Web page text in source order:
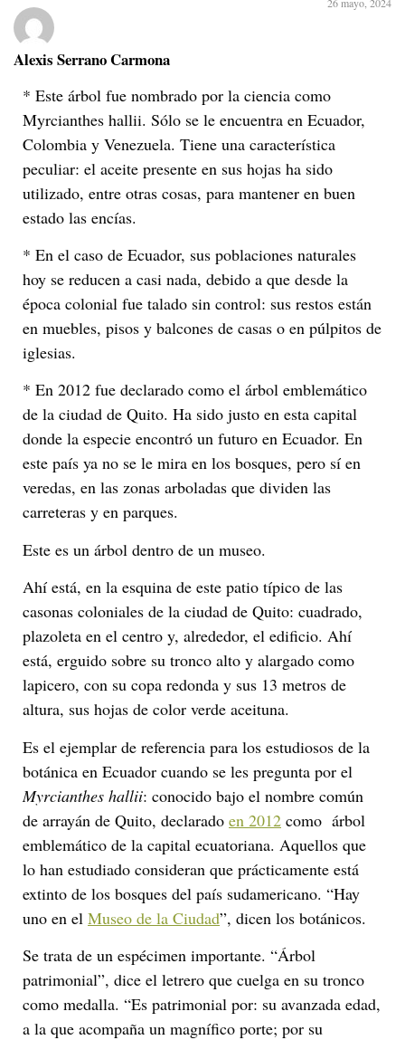
Alexis Serrano Carmona
* Este árbol fue nombrado por la ciencia como
Myrcianthes hallii. Sólo se le encuentra en Ecuador,
Colombia y Venezuela. Tiene una característica
peculiar: el aceite presente en sus hojas ha sido
utilizado, entre otras cosas, para mantener en buen
estado las encías.
* En el caso de Ecuador, sus poblaciones naturales
hoy se reducen a casi nada, debido a que desde la
época colonial fue talado sin control: sus restos están
en muebles, pisos y balcones de casas o en púlpitos de
iglesias.
* En 2012 fue declarado como el árbol emblemático
de la ciudad de Quito. Ha sido justo en esta capital
donde la especie encontró un futuro en Ecuador. En
este país ya no se le mira en los bosques, pero sí en
veredas, en las zonas arboladas que dividen las
carreteras y en parques.
Este es un árbol dentro de un museo.
Ahí está, en la esquina de este patio típico de las
casonas coloniales de la ciudad de Quito: cuadrado,
plazoleta en el centro y, alrededor, el edificio. Ahí
está, erguido sobre su tronco alto y alargado como
lapicero, con su copa redonda y sus 13 metros de
altura, sus hojas de color verde aceituna.
Es el ejemplar de referencia para los estudiosos de la
botánica en Ecuador cuando se les pregunta por el
Myrcianthes hallii: conocido bajo el nombre común
de arrayán de Quito, declarado en 2012 como árbol
emblemático de la capital ecuatoriana. Aquellos que
lo han estudiado consideran que prácticamente está
extinto de los bosques del país sudamericano. “Hay
uno en el Museo de la Ciudad”, dicen los botánicos.
Se trata de un espécimen importante. “Árbol
patrimonial”, dice el letrero que cuelga en su tronco
como medalla. “Es patrimonial por: su avanzada edad,
a la que acompaña un magnífico porte; por su